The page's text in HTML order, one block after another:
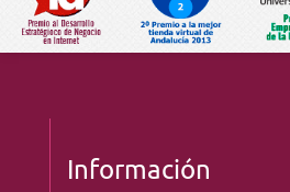
Información